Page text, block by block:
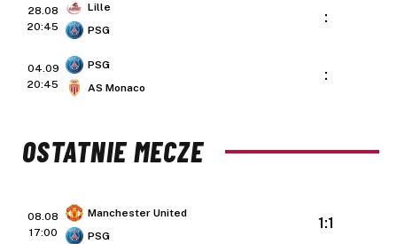
28.08
20:45
Lille
PSG
:
04.09
20:45
PSG
AS Monaco
:
OSTATNIE MECZE
08.08
17:00
Manchester United
PSG
1:1